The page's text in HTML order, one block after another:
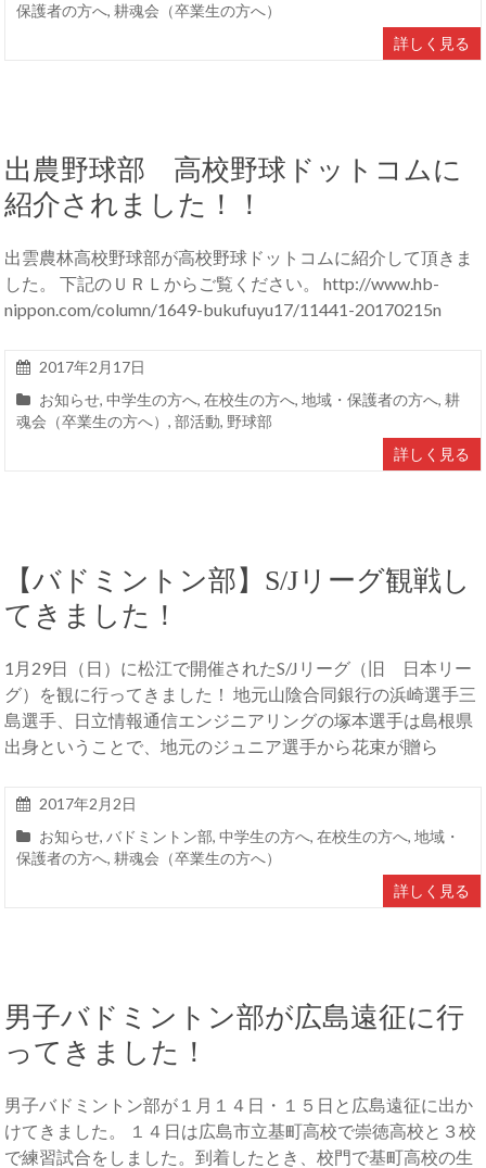
保護者の方へ,耕魂会（卒業生の方へ）
詳しく見る
出農野球部 高校野球ドットコムに
紹介されました！！
出雲農林高校野球部が高校野球ドットコムに紹介して頂きま
した。 下記のＵＲＬからご覧ください。 http://www.hb-
nippon.com/column/1649-bukufuyu17/11441-20170215n
2017年2月17日
お知らせ,中学生の方へ,在校生の方へ,地域・保護者の方へ,耕
魂会（卒業生の方へ）,部活動, 野球部
詳しく見る
【バドミントン部】S/Jリーグ観戦し
てきました！
1月29日（日）に松江で開催されたS/Jリーグ（旧 日本リー
グ）を観に行ってきました！ 地元山陰合同銀行の浜崎選手三
島選手、日立情報通信エンジニアリングの塚本選手は島根県
出身ということで、地元のジュニア選手から花束が贈ら
2017年2月2日
お知らせ,バドミントン部,中学生の方へ,在校生の方へ,地域・
保護者の方へ,耕魂会（卒業生の方へ）
詳しく見る
男子バドミントン部が広島遠征に行
ってきました！
男子バドミントン部が１月１４日・１５日と広島遠征に出か
けてきました。 １４日は広島市立基町高校で崇徳高校と３校
で練習試合をしました。到着したとき、校門で基町高校の生